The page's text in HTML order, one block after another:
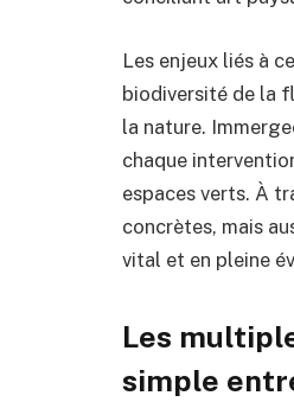
Les enjeux liés à
biodiversité de la
la nature.
chaque
espaces verts. À
concrètes, mais
vital et en pleine
Les
simple